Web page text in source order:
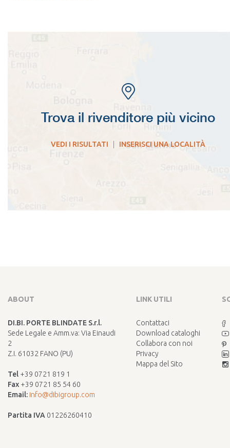
Trova il rivenditore più vicino
VEDI I RISULTATI INSERISCI UNA LOCALITÀ
ABOUT
DI.BI. PORTE BLINDATE S.r.l.
Sede Legale e Amm.va: Via Einaudi
2
Z.I. 61032 FANO (PU)
Tel +39 0721 819 1
Fax +39 0721 85 54 60
Email: info@dibigroup.com
Partita IVA 01226260410
LINK UTILI
Contattaci
Download cataloghi
Collabora con noi
Privacy
Mappa del Sito